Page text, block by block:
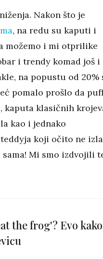
Nakon što je
, na redu su kaputi i
možemo i mi otprilike
i trendy komad još i
na popustu od 20%
pomalo prošlo da
kaputa klasičnih
kao i jednako
koji očito ne
Mi smo izdvojili
the frog'? Evo